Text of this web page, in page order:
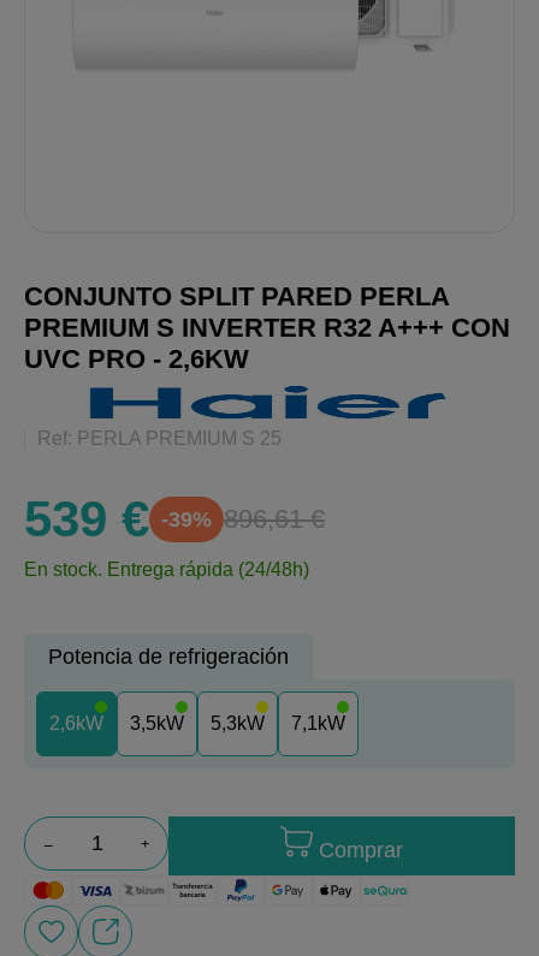
CONJUNTO SPLIT PARED PERLA
PREMIUM S INVERTER R32 A+++ CON
UVC PRO - 2,6KW
Ref: PERLA PREMIUM S 25
539 € -39% 896,61 €
En stock. Entrega rápida (24/48h)
Potencia de refrigeración
2,6kW 3,5kW 5,3kW 7,1kW
Comprar